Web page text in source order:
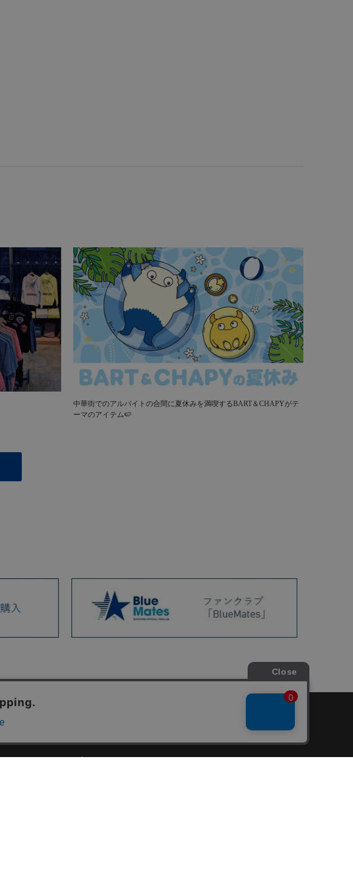
中華街でのアルバイトの合間に夏休みを満喫するBART＆CHAPYがテ
ーマのアイテム🍉